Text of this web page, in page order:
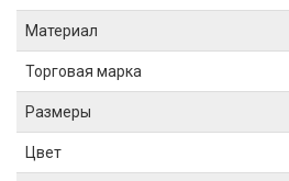
Материал
Торговая марка
Размеры
Цвет